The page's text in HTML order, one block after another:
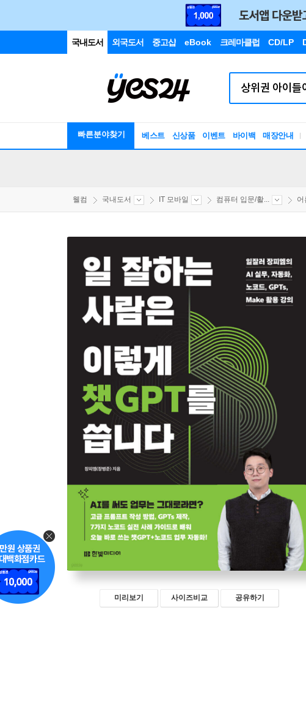
국내도서 외국도서 중고샵 eBook 크레마클럽 CD/LP
빠른분야찾기 베스트 신상품 이벤트 바이백 매장안내
웰컴 국내도서 IT 모바일 컴퓨터 입문/활... 어
미리보기 사이즈비교 공유하기